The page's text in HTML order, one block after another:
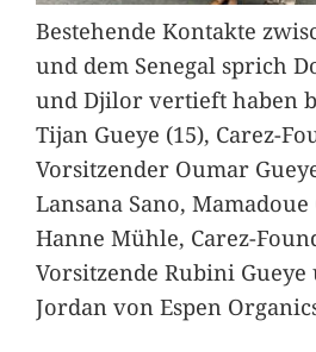
Bestehende Kontakte
und dem Senegal sprich
und Djilor vertieft haben
Tijan Gueye (15), Carez-
Vorsitzender Oumar
Lansana Sano, Mamadoue
Hanne Mühle, Carez-
Vorsitzende Rubini Gueye
Jordan von Espen